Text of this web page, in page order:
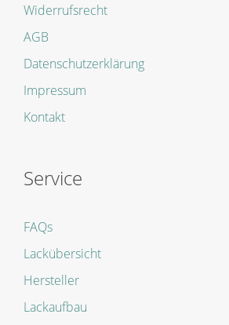
Widerrufsrecht
AGB
Datenschutzerklärung
Impressum
Kontakt
Service
FAQs
Lackübersicht
Hersteller
Lackaufbau